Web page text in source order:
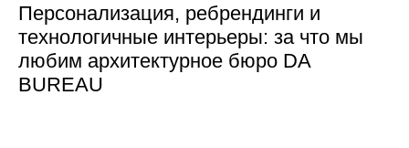
Персонализация, ребрендинги и
технологичные интерьеры: за что мы
любим архитектурное бюро DA
BUREAU